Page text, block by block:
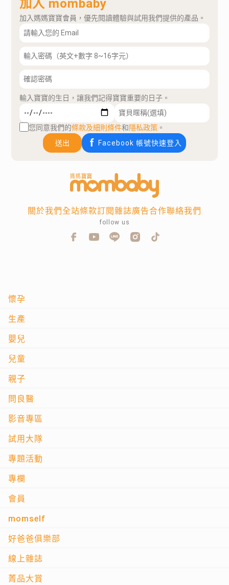
加入 mombaby
加入媽媽寶寶會員，優先閱讀體驗與試用我們提供的產品。
輸入寶寶的生日，讓我們記得寶寶重要的日子。
您同意我們的條款及細則條件和隱私政策 。
送出
Facebook 帳號快速登入
懷孕
生產
嬰兒
兒童
親子
問良醫
影音專區
試用大隊
專題活動
專欄
會員
momself
好爸爸俱樂部
線上雜誌
菁品大賞
關於我們全站條款訂閱雜誌廣告合作聯絡我們
follow us